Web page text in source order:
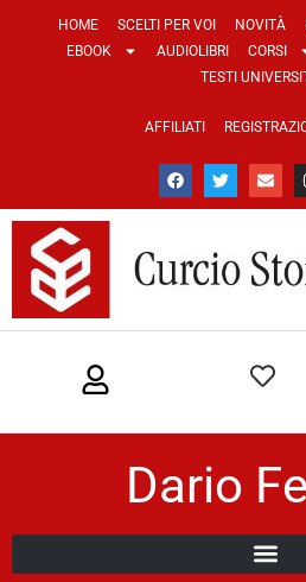
HOME SCELTI PER VOI NOVITÀ
EBOOK
AUDIOLIBRI CORSI
TESTI
AFFILIATI
Dario